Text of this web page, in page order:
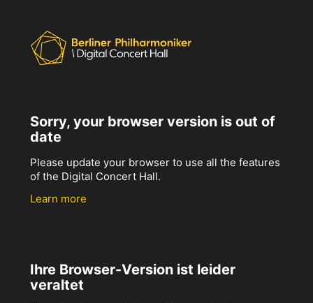
Sorry, your browser version is out of
date
Please update your browser to use all the features
of the Digital Concert Hall.
Learn more
Ihre Browser-Version ist leider
veraltet